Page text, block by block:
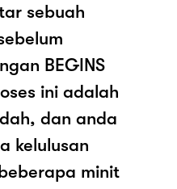
sebuah
BEGINS
ini adalah
dan anda
kelulusan
minit